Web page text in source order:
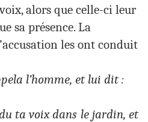
alors que celle-ci leur
sa présence. La
les ont conduit
l’homme, et lui dit :
ta voix dans le jardin, et